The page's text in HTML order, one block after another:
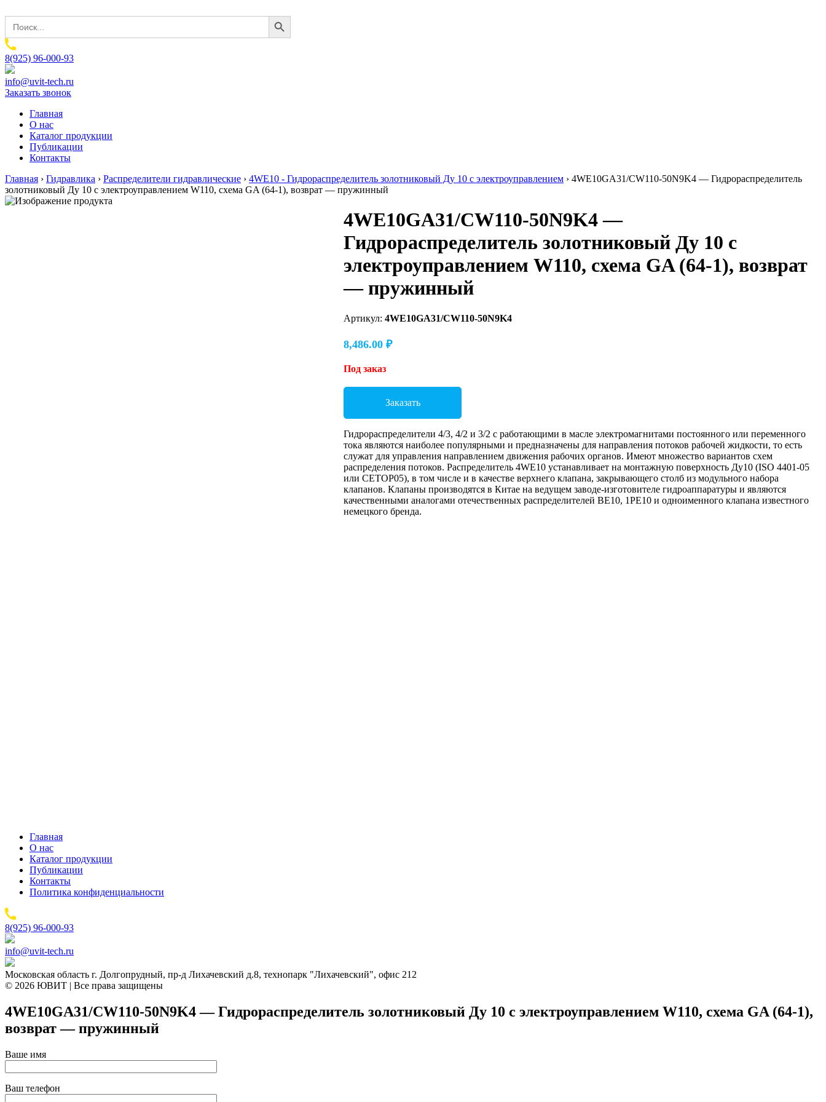
Search
for:
Search Button
8(925) 96-000-93
info@uvit-tech.ru
Заказать звонок
Главная
О нас
Каталог продукции
Публикации
Контакты
Главная › Гидравлика › Распределители гидравлические › 4WE10 - Гидрораспределитель золотниковый Ду 10 с электроуправлением › 4WE10GA31/CW110-50N9K4 — Гидрораспределитель
золотниковый Ду 10 с электроуправлением W110, схема GA (64-1), возврат — пружинный
4WE10GA31/CW110-50N9K4 —
Гидрораспределитель золотниковый Ду 10 с
электроуправлением W110, схема GA (64-1), возврат
— пружинный
Артикул:4WE10GA31/CW110-50N9K4
8,486.00₽
Под заказ
Заказать
Гидрораспределители 4/3, 4/2 и 3/2 с работающими в масле электромагнитами постоянного или переменного
тока являются наиболее популярными и предназначены для направления потоков рабочей жидкости, то есть
служат для управления направлением движения рабочих органов. Имеют множество вариантов схем
распределения потоков. Распределитель 4WE10 устанавливает на монтажную поверхность Ду10 (ISO 4401-05
или CETOP05), в том числе и в качестве верхнего клапана, закрывающего столб из модульного набора
клапанов. Клапаны производятся в Китае на ведущем заводе-изготовителе гидроаппаратуры и являются
качественными аналогами отечественных распределителей ВЕ10, 1РЕ10 и одноименного клапана известного
немецкого бренда.
Главная
О нас
Каталог продукции
Публикации
Контакты
Политика конфиденциальности
8(925) 96-000-93
info@uvit-tech.ru
Московская область г. Долгопрудный, пр-д Лихачевский д.8, технопарк "Лихачевский", офис 212
© 2026 ЮВИТ | Все права защищены
4WE10GA31/CW110-50N9K4 — Гидрораспределитель золотниковый Ду 10 с электроуправлением W110, схема GA (64-1),
возврат — пружинный
Ваше имя
Ваш телефон